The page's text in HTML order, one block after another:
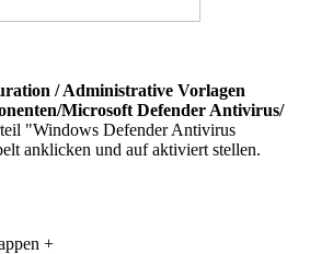
/ Administrative Vorlagen
Microsoft Defender Antivirus/
"Windows Defender Antivirus
anklicken und auf aktiviert stellen.
+